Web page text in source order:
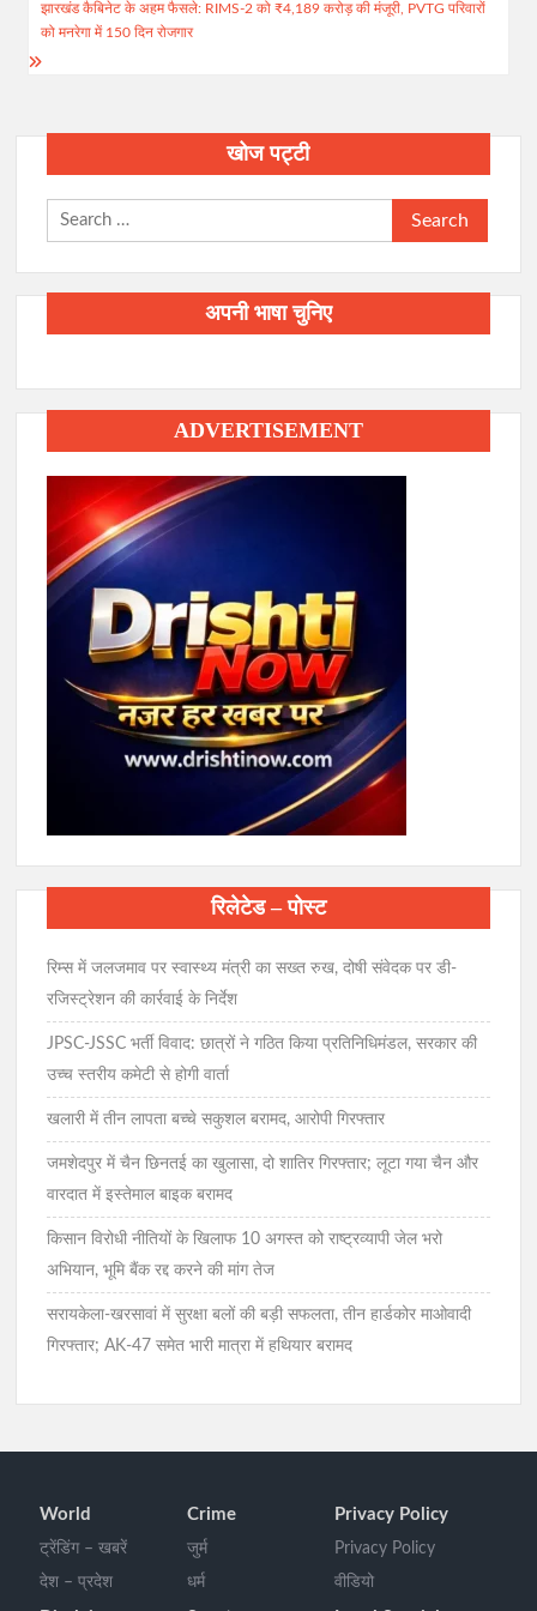
झारखंड कैबिनेट के अहम फैसले: RIMS-2 को ₹4,189 करोड़ की मंजूरी, PVTG परिवारों
को मनरेगा में 150 दिन रोजगार
खोज पट्टी
Search
for:
अपनी भाषा चुनिए
ADVERTISEMENT
रिलेटेड – पोस्ट
रिम्स में जलजमाव पर स्वास्थ्य मंत्री का सख्त रुख, दोषी संवेदक पर डी-
रजिस्ट्रेशन की कार्रवाई के निर्देश
JPSC-JSSC भर्ती विवाद: छात्रों ने गठित किया प्रतिनिधिमंडल, सरकार की
उच्च स्तरीय कमेटी से होगी वार्ता
खलारी में तीन लापता बच्चे सकुशल बरामद, आरोपी गिरफ्तार
जमशेदपुर में चैन छिनतई का खुलासा, दो शातिर गिरफ्तार; लूटा गया चैन और
वारदात में इस्तेमाल बाइक बरामद
किसान विरोधी नीतियों के खिलाफ 10 अगस्त को राष्ट्रव्यापी जेल भरो
अभियान, भूमि बैंक रद्द करने की मांग तेज
सरायकेला-खरसावां में सुरक्षा बलों की बड़ी सफलता, तीन हार्डकोर माओवादी
गिरफ्तार; AK-47 समेत भारी मात्रा में हथियार बरामद
World
ट्रेंडिंग – खबरें
देश – प्रदेश
Crime
जुर्म
धर्म
Privacy Policy
Privacy Policy
वीडियो